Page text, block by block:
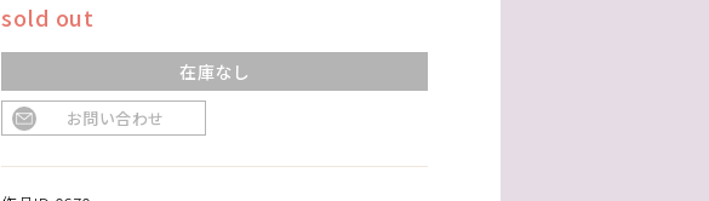
sold out
在庫なし
お問い合わせ